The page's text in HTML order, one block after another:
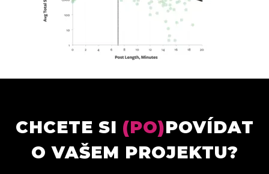
CHCETE SI (PO)POVÍDAT
O VAŠEM PROJEKTU?